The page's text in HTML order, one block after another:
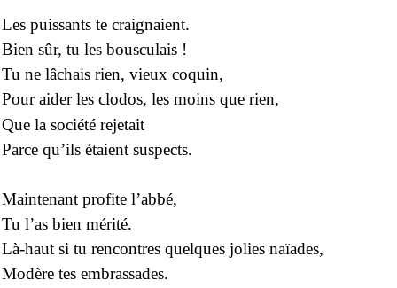
Les puissants te craignaient.
Bien sûr, tu les bousculais !
Tu ne lâchais rien, vieux coquin,
Pour aider les clodos, les moins que rien,
Que la société rejetait
Parce qu’ils étaient suspects.
Maintenant profite l’abbé,
Tu l’as bien mérité.
Là-haut si tu rencontres quelques jolies naïades,
Modère tes embrassades.